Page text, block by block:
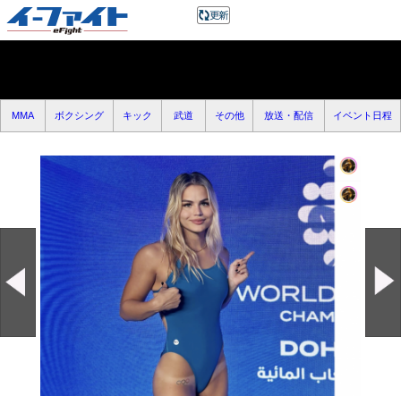
MMA ボクシング キック 武道 その他 放送・配信 イベント日程